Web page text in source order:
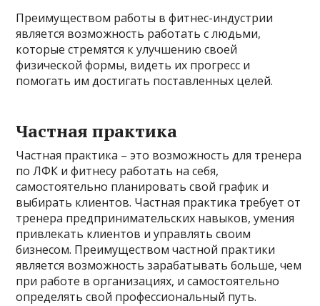
Преимуществом работы в фитнес-индустрии
является возможность работать с людьми,
которые стремятся к улучшению своей
физической формы, видеть их прогресс и
помогать им достигать поставленных целей.
Частная практика
Частная практика – это возможность для тренера
по ЛФК и фитнесу работать на себя,
самостоятельно планировать свой график и
выбирать клиентов. Частная практика требует от
тренера предпринимательских навыков, умения
привлекать клиентов и управлять своим
бизнесом. Преимуществом частной практики
является возможность зарабатывать больше, чем
при работе в организациях, и самостоятельно
определять свой профессиональный путь.